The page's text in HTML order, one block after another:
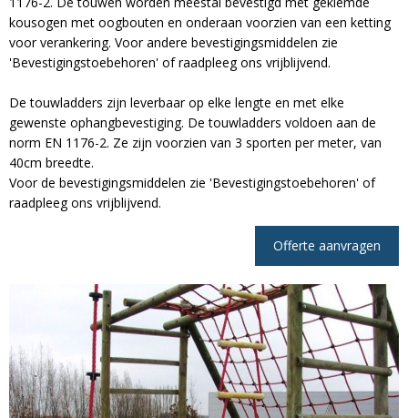
kousogen met oogbouten en onderaan voorzien van een ketting
voor verankering. Voor andere bevestigingsmiddelen zie
'Bevestigingstoebehoren' of raadpleeg ons vrijblijvend.
De touwladders zijn leverbaar op elke lengte en met elke
gewenste ophangbevestiging. De touwladders voldoen aan de
norm EN 1176-2. Ze zijn voorzien van 3 sporten per meter, van
40cm breedte.
Voor de bevestigingsmiddelen zie 'Bevestigingstoebehoren' of
raadpleeg ons vrijblijvend.
Offerte aanvragen